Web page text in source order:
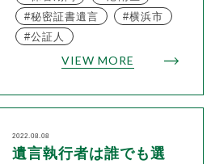
秘密証書遺言
横浜市
公証人
VIEW MORE
2022.08.08
遺言執行者は誰でも選